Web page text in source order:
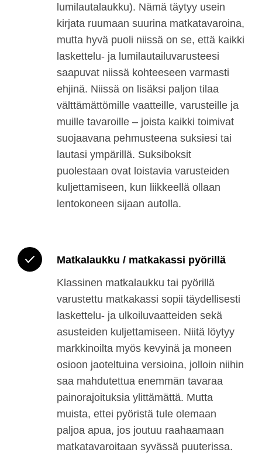
lumilautalaukku). Nämä täytyy usein
kirjata ruumaan suurina matkatavaroina,
mutta hyvä puoli niissä on se, että kaikki
laskettelu- ja lumilautailuvarusteesi
saapuvat niissä kohteeseen varmasti
ehjinä. Niissä on lisäksi paljon tilaa
välttämättömille vaatteille, varusteille ja
muille tavaroille – joista kaikki toimivat
suojaavana pehmusteena suksiesi tai
lautasi ympärillä. Suksiboksit
puolestaan ovat loistavia varusteiden
kuljettamiseen, kun liikkeellä ollaan
lentokoneen sijaan autolla.
Matkalaukku / matkakassi pyörillä
Klassinen matkalaukku tai pyörillä
varustettu matkakassi sopii täydellisesti
laskettelu- ja ulkoiluvaatteiden sekä
asusteiden kuljettamiseen. Niitä löytyy
markkinoilta myös kevyinä ja moneen
osioon jaoteltuina versioina, jolloin niihin
saa mahdutettua enemmän tavaraa
painorajoituksia ylittämättä. Mutta
muista, ettei pyöristä tule olemaan
paljoa apua, jos joutuu raahaamaan
matkatavaroitaan syvässä puuterissa.